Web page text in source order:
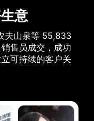
意
夫山泉等 55,833
售员成交， 成功
可持续的客户关